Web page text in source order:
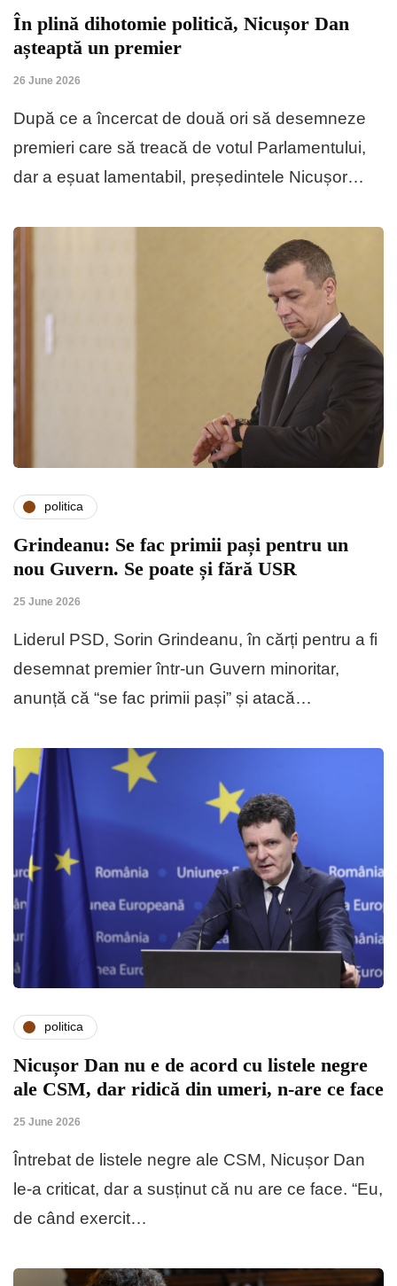
În plină dihotomie politică, Nicușor Dan
așteaptă un premier
26 June 2026
După ce a încercat de două ori să desemneze
premieri care să treacă de votul Parlamentului,
dar a eșuat lamentabil, președintele Nicușor…
politica
Grindeanu: Se fac primii pași pentru un
nou Guvern. Se poate și fără USR
25 June 2026
Liderul PSD, Sorin Grindeanu, în cărți pentru a fi
desemnat premier într-un Guvern minoritar,
anunță că “se fac primii pași” și atacă…
politica
Nicușor Dan nu e de acord cu listele negre
ale CSM, dar ridică din umeri, n-are ce face
25 June 2026
Întrebat de listele negre ale CSM, Nicușor Dan
le-a criticat, dar a susținut că nu are ce face. “Eu,
de când exercit…